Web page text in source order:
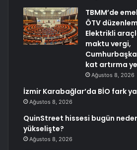
TBMM’de
ÖTV
Elektrikli
maktu vergi,
kat artırma
Ağustos 8, 2026
İzmir Karabağlar’da BİO fark
Ağustos 8, 2026
QuinStreet hissesi bugün
yükselişte?
Ağustos 8, 2026